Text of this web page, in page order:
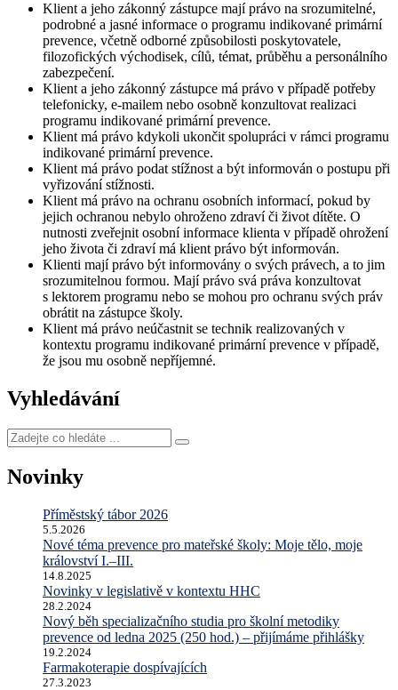
Klient a jeho zákonný zástupce mají právo na srozumitelné,
podrobné a jasné informace o programu indikované primární
prevence, včetně odborné způsobilosti poskytovatele,
filozofických východisek, cílů, témat, průběhu a personálního
zabezpečení.
Klient a jeho zákonný zástupce má právo v případě potřeby
telefonicky, e-mailem nebo osobně konzultovat realizaci
programu indikované primární prevence.
Klient má právo kdykoli ukončit spolupráci v rámci programu
indikované primární prevence.
Klient má právo podat stížnost a být informován o postupu při
vyřizování stížnosti.
Klient má právo na ochranu osobních informací, pokud by
jejich ochranou nebylo ohroženo zdraví či život dítěte. O
nutnosti zveřejnit osobní informace klienta v případě ohrožení
jeho života či zdraví má klient právo být informován.
Klienti mají právo být informovány o svých právech, a to jim
srozumitelnou formou. Mají právo svá práva konzultovat
s lektorem programu nebo se mohou pro ochranu svých práv
obrátit na zástupce školy.
Klient má právo neúčastnit se technik realizovaných v
kontextu programu indikované primární prevence v případě,
že jsou mu osobně nepříjemné.
Vyhledávání
Zadejte
co
hledáte
...
Novinky
Příměstský tábor 2026
5.5.2026
Nové téma prevence pro mateřské školy: Moje tělo, moje
království I.–III.
14.8.2025
Novinky v legislativě v kontextu HHC
28.2.2024
Nový běh specializačního studia pro školní metodiky
prevence od ledna 2025 (250 hod.) – přijímáme přihlášky
19.2.2024
Farmakoterapie dospívajících
27.3.2023